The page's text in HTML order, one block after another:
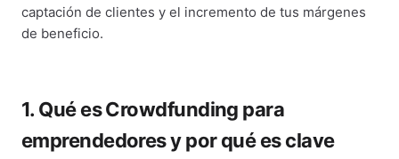
captación de clientes y el incremento de tus márgenes
de beneficio.
1. Qué es Crowdfunding para
emprendedores y por qué es clave